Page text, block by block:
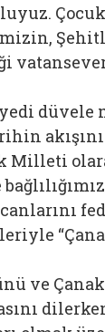
Milleti
ve